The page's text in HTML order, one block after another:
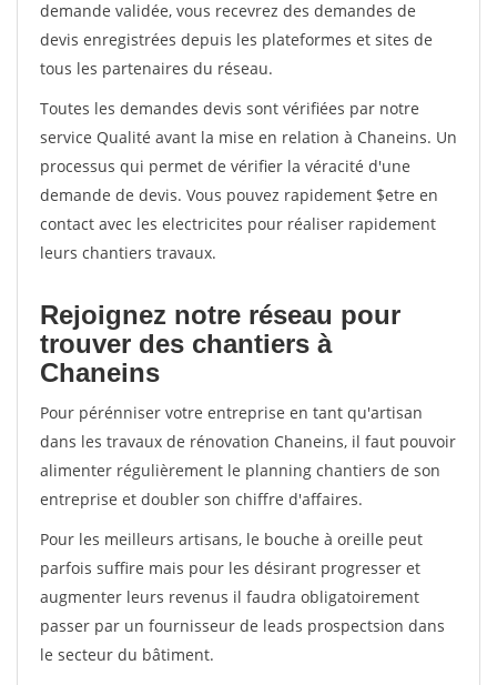
demande validée, vous recevrez des demandes de
devis enregistrées depuis les plateformes et sites de
tous les partenaires du réseau.
Toutes les demandes devis sont vérifiées par notre
service Qualité avant la mise en relation à Chaneins. Un
processus qui permet de vérifier la véracité d'une
demande de devis. Vous pouvez rapidement $etre en
contact avec les electricites pour réaliser rapidement
leurs chantiers travaux.
Rejoignez notre réseau pour
trouver des chantiers à
Chaneins
Pour pérénniser votre entreprise en tant qu'artisan
dans les travaux de rénovation Chaneins, il faut pouvoir
alimenter régulièrement le planning chantiers de son
entreprise et doubler son chiffre d'affaires.
Pour les meilleurs artisans, le bouche à oreille peut
parfois suffire mais pour les désirant progresser et
augmenter leurs revenus il faudra obligatoirement
passer par un fournisseur de leads prospectsion dans
le secteur du bâtiment.